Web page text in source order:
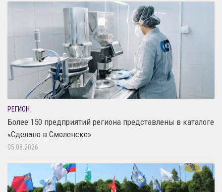
РЕГИОН
Более 150 предприятий региона представлены в каталоге
«Сделано в Смоленске»
05.08.2026